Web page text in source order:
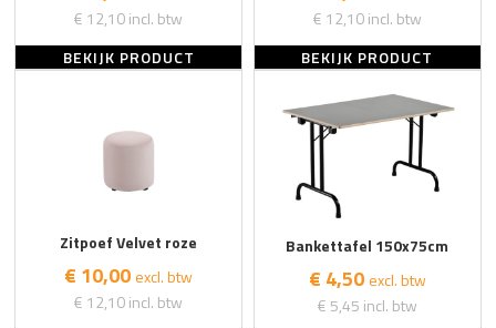
€ 12,10incl. btw
BEKIJK PRODUCT
€ 12,10incl. btw
BEKIJK PRODUCT
Zitpoef Velvet roze
€ 10,00 excl. btw
€ 12,10incl. btw
Bankettafel 150x75cm
€ 4,50 excl. btw
€ 5,45 incl. btw